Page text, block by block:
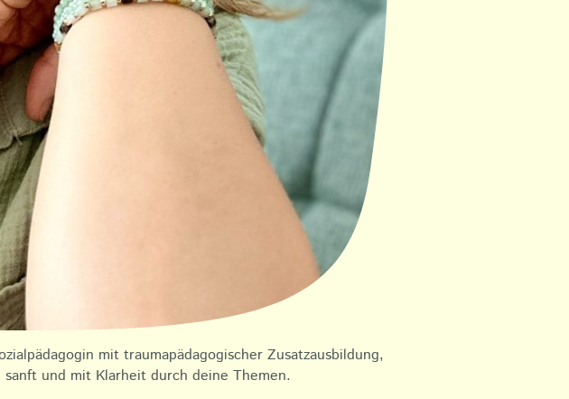
mit traumapädagogischer Zusatzausbildung,
und mit Klarheit durch deine Themen.